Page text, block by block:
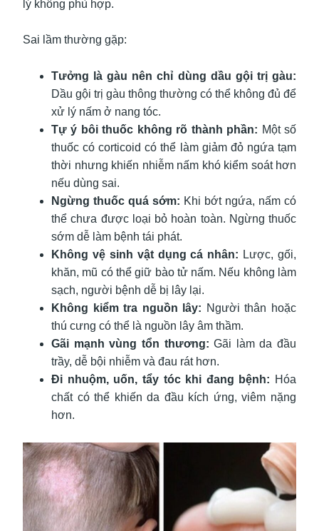
lý không phù hợp.
Sai lầm thường gặp:
Tưởng là gàu nên chỉ dùng dầu gội trị gàu:
Dầu gội trị gàu thông thường có thể không đủ để
xử lý nấm ở nang tóc.
Tự ý bôi thuốc không rõ thành phần: Một số
thuốc có corticoid có thể làm giảm đỏ ngứa tạm
thời nhưng khiến nhiễm nấm khó kiểm soát hơn
nếu dùng sai.
Ngừng thuốc quá sớm: Khi bớt ngứa, nấm có
thể chưa được loại bỏ hoàn toàn. Ngừng thuốc
sớm dễ làm bệnh tái phát.
Không vệ sinh vật dụng cá nhân: Lược, gối,
khăn, mũ có thể giữ bào tử nấm. Nếu không làm
sạch, người bệnh dễ bị lây lại.
Không kiểm tra nguồn lây: Người thân hoặc
thú cưng có thể là nguồn lây âm thầm.
Gãi mạnh vùng tổn thương:Gãi làm da đầu
trầy, dễ bội nhiễm và đau rát hơn.
Đi nhuộm, uốn, tẩy tóc khi đang bệnh: Hóa
chất có thể khiến da đầu kích ứng, viêm nặng
hơn.